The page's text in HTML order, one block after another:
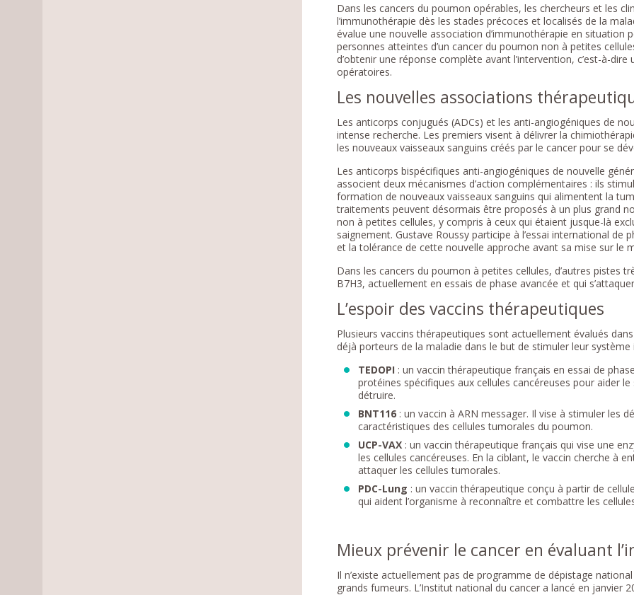
Dans les cancers du poumon opérables, les chercheurs et les
l’immunothérapie dès les stades précoces et localisés de la
évalue une nouvelle association d’immunothérapie en situation
personnes atteintes d’un cancer du poumon non à petites
d’obtenir une réponse complète avant l’intervention, c’est-à-
opératoires.
Les nouvelles associations
Les anticorps conjugués (ADCs) et les anti-angiogéniques de
intense recherche. Les premiers visent à délivrer la
les nouveaux vaisseaux sanguins créés par le cancer pour se
Les anticorps bispécifiques anti-angiogéniques de nouvelle
associent deux mécanismes d’action complémentaires : ils
formation de nouveaux vaisseaux sanguins qui alimentent la
traitements peuvent désormais être proposés à un plus grand
non à petites cellules, y compris à ceux qui étaient jusque-là
saignement. Gustave Roussy participe à l’essai international de
et la tolérance de cette nouvelle approche avant sa mise sur le
Dans les cancers du poumon à petites cellules, d’autres pistes
B7H3, actuellement en essais de phase avancée et qui
L’espoir des vaccins thérapeutiques
Plusieurs vaccins thérapeutiques sont actuellement évalués
déjà porteurs de la maladie dans le but de stimuler leur
TEDOPI : un vaccin thérapeutique français en essai de
protéines spécifiques aux cellules cancéreuses pour aider
détruire.
BNT116 : un vaccin à ARN messager. Il vise à stimuler les
caractéristiques des cellules tumorales du poumon.
UCP-VAX : un vaccin thérapeutique français qui vise une
les cellules cancéreuses. En la ciblant, le vaccin cherche à
attaquer les cellules tumorales.
PDC-Lung : un vaccin thérapeutique conçu à partir de
qui aident l’organisme à reconnaître et combattre les
Mieux prévenir le cancer en évaluant
Il n’existe actuellement pas de programme de dépistage
grands fumeurs. L’Institut national du cancer a lancé en janvier